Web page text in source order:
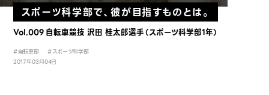
スポーツ科学部で、彼が目指すものとは。
Vol.009 自転車競技 沢田 桂太郎選手（スポーツ科学部1年）
#自転車部
#スポーツ科学部
2017年03月04日